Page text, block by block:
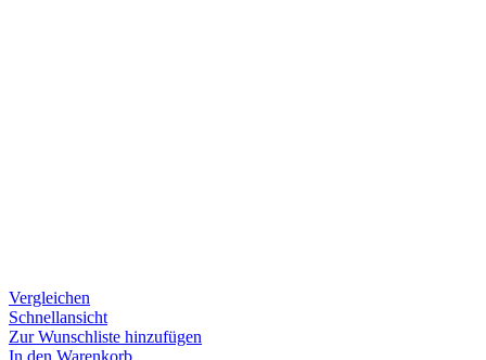
Vergleichen
Schnellansicht
Zur Wunschliste hinzufügen
In den Warenkorb